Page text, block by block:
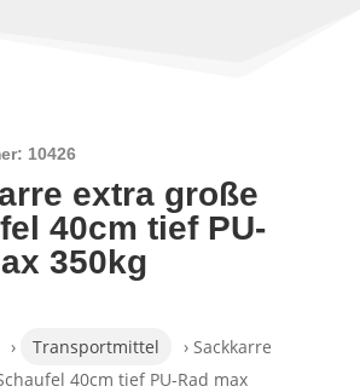
10426
extra große
40cm tief PU-
350kg
› Transportmittel
› Sackkarre
40cm tief PU-Rad max